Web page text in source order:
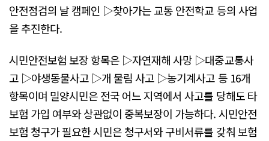
안전점검의 날 캠페인 ▷찾아가는 교통 안전학교 등의 사업
을 추진한다.
시민안전보험 보장 항목은 ▷자연재해 사망 ▷대중교통사
고 ▷야생동물사고 ▷개 물림 사고 ▷농기계사고 등 16개
항목이며 밀양시민은 전국 어느 지역에서 사고를 당해도 타
보험 가입 여부와 상관없이 중복보장이 가능하다. 시민안전
보험 청구가 필요한 시민은 청구서와 구비서류를 갖춰 보험